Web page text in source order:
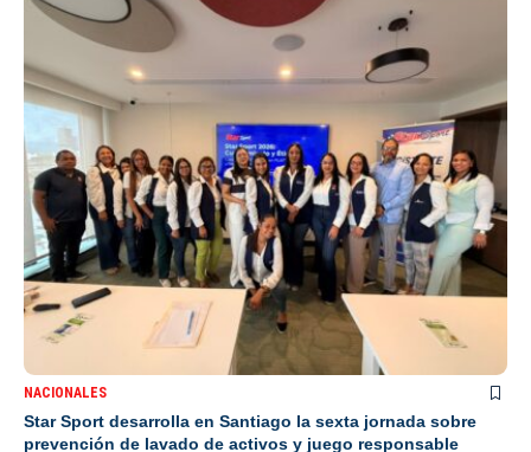
NACIONALES
Star Sport desarrolla en Santiago la sexta jornada sobre
prevención de lavado de activos y juego responsable